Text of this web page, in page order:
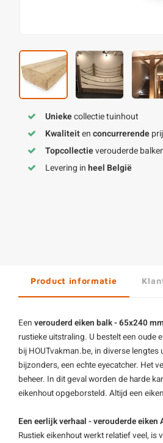
Uniekecollectie tuinhout
Kwaliteitenconcurrerende
Topcollectieverouderde
Levering inheel België
Product informatie
Een verouderd eiken balk - 65x240
rustieke uitstraling. U bestelt een oude
bij HOUTvakman.be, in diverse
bijzonders, een echte eyecatcher. Het
beheer. In dit geval worden de harde
eikenhout opgeborsteld. Altijd een
Een eerlijk verhaal - verouderde eiken
Rustiek eikenhout werkt relatief veel,